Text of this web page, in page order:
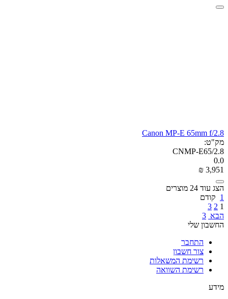
Canon MP-E 65mm f/2.8
מק"ט:
CNMP-E65/2.8
0.0
₪ 3,951
הצג עוד 24 מוצרים
1 קודם
1
2
3
הבא 3
החשבון שלי
התחבר
צור חשבון
רשימת המשאלות
רשימת השוואה
מידע